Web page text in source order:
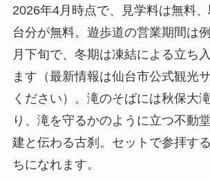
2026年4月時点で、見学料は無料
台分が無料。遊歩道の営業期間は
月下旬で、冬期は凍結による立ち
ます（最新情報は仙台市公式観光
ください）。滝のそばには秋保大
り、滝を守るかのように立つ不動
建と伝わる古刹。セットで参拝す
ちになれます。